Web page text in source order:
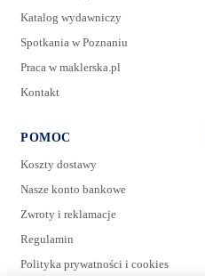
Katalog wydawniczy
Spotkania w Poznaniu
Praca w maklerska.pl
Kontakt
POMOC
Koszty dostawy
Nasze konto bankowe
Zwroty i reklamacje
Regulamin
Polityka prywatności i cookies
E-mail: